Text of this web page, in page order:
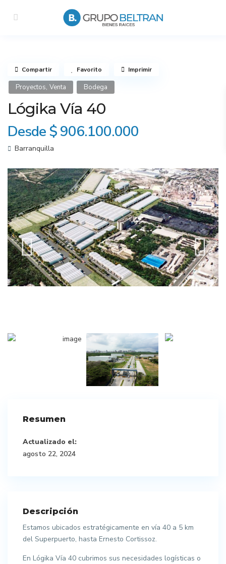
Proyectos, Venta Bodega
Lógika Vía 40
Desde$ 906.100.000
Barranquilla
Compartir Favorito Imprimir
Resumen
Actualizado el:
agosto 22, 2024
Descripción
Estamos ubicados estratégicamente en vía 40 a 5 km
del Superpuerto, hasta Ernesto Cortissoz.
En Lógika Vía 40 cubrimos sus necesidades logísticas o